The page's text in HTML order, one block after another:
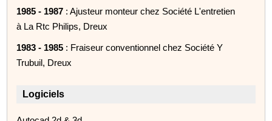
1985 - 1987 : Ajusteur monteur chez Société L'entretien
à La Rtc Philips, Dreux
1983 - 1985 : Fraiseur conventionnel chez Société Y
Trubuil, Dreux
Logiciels